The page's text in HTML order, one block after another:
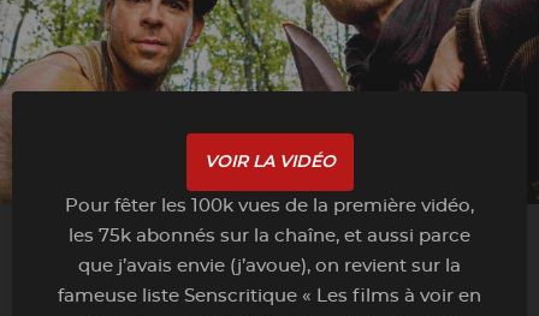
VOIR LA VIDÉO
Pour fêter les 100k vues de la première vidéo,
les 75k abonnés sur la chaîne, et aussi parce
que j’avais envie (j’avoue), on revient sur la
fameuse liste Senscritique « Les films à voir en